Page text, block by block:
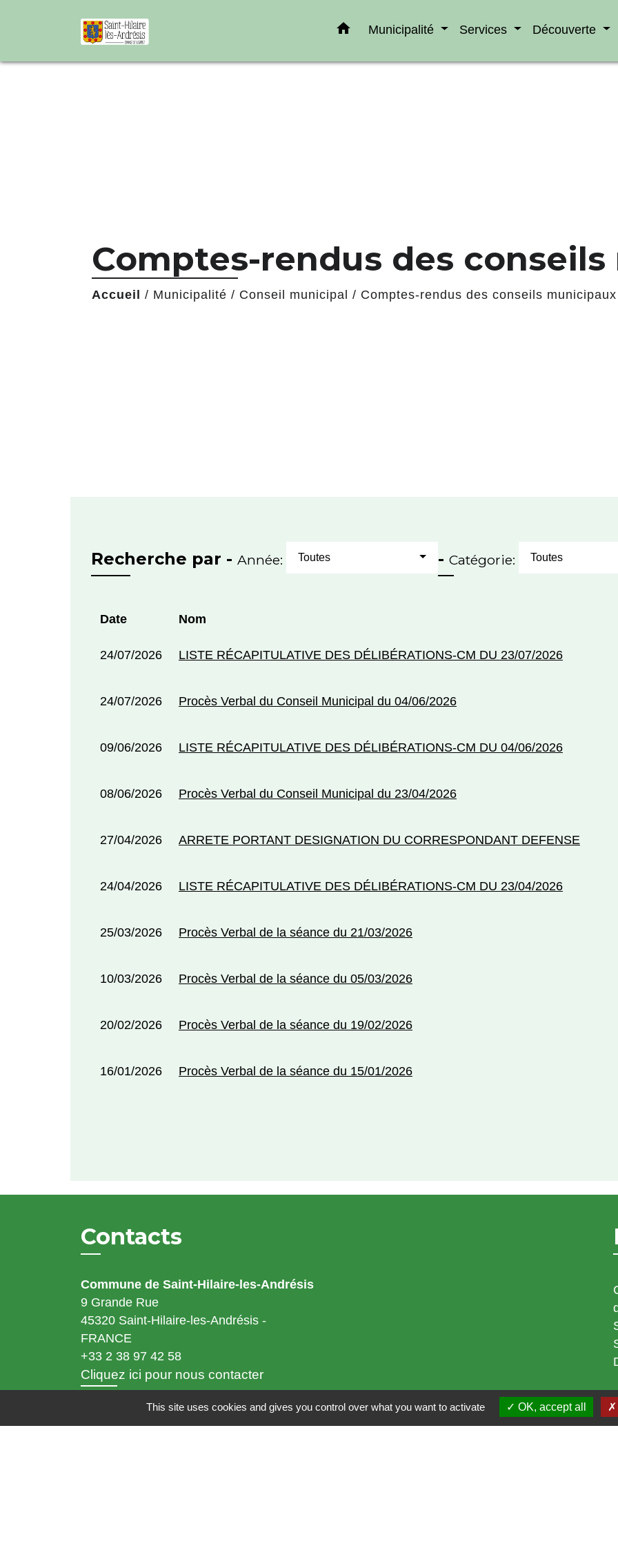
home Municipalité Services Découverte
Comptes-rendus des
Accueil / Municipalité / Conseil municipal / Comptes-rendus des conseils municipaux
Recherche par - Année: Toutes - Catégorie: Toutes
Date Nom
24/07/2026 LISTE RÉCAPITULATIVE DES DÉLIBÉRATIONS-CM DU 23/07/2026
24/07/2026 Procès Verbal du Conseil Municipal du 04/06/2026
09/06/2026 LISTE RÉCAPITULATIVE DES DÉLIBÉRATIONS-CM DU 04/06/2026
08/06/2026 Procès Verbal du Conseil Municipal du 23/04/2026
27/04/2026 ARRETE PORTANT DESIGNATION DU CORRESPONDANT DEFENSE
24/04/2026 LISTE RÉCAPITULATIVE DES DÉLIBÉRATIONS-CM DU 23/04/2026
25/03/2026 Procès Verbal de la séance du 21/03/2026
10/03/2026 Procès Verbal de la séance du 05/03/2026
20/02/2026 Procès Verbal de la séance du 19/02/2026
16/01/2026 Procès Verbal de la séance du 15/01/2026
Contacts
Commune de Saint-Hilaire-les-Andrésis
9 Grande Rue
45320 Saint-Hilaire-les-Andrésis -
FRANCE
+33 2 38 97 42 58
Cliquez ici pour nous contacter
Horaires d'ouvertureThis site uses cookies and gives you control over what you want to activate OK, accept all